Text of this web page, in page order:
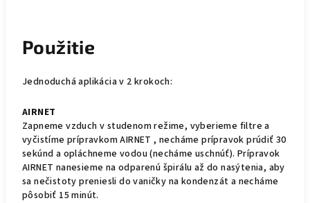
Použitie
Jednoduchá aplikácia v 2 krokoch:
AIRNET
Zapneme vzduch v studenom režime, vyberieme filtre a
vyčistíme prípravkom AIRNET , necháme prípravok prúdiť 30
sekúnd a opláchneme vodou (necháme uschnúť). Prípravok
AIRNET nanesieme na odparenú špirálu až do nasýtenia, aby
sa nečistoty preniesli do vaničky na kondenzát a necháme
pôsobiť 15 minút.